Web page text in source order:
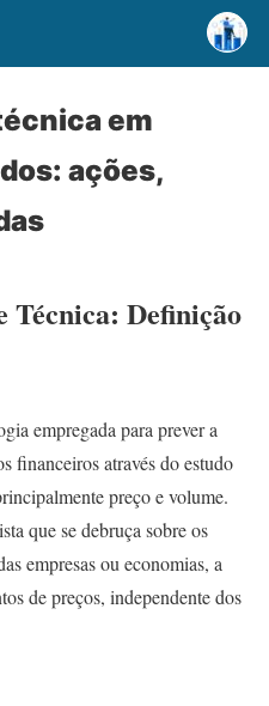
em
ações,
Técnica: Definição
empregada para prever a
financeiros através do estudo
preço e volume.
que se debruça sobre os
empresas ou economias, a
de preços, independente dos